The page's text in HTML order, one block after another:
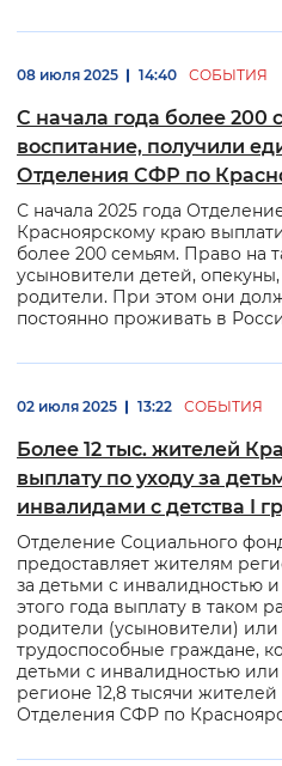
СОБЫТИЯ
08 июля 2025 14:40
С начала года более 200
воспитание, получили
Отделения СФР по
С начала 2025 года
Красноярскому краю
более 200 семьям. Право на
усыновители детей,
родители. При этом они
постоянно проживать в
СОБЫТИЯ
02 июля 2025 13:22
Более 12 тыс. жителей
выплату по уходу за
инвалидами с детства I
Отделение Социального
предоставляет жителям
за детьми с инвалидностью
этого года выплату в таком
родители (усыновители)
трудоспособные граждане,
детьми с инвалидностью
регионе 12,8 тысячи
Отделения СФР по